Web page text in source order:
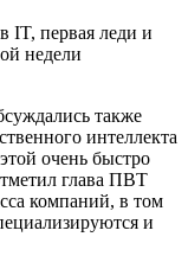
также
интеллекта
очень быстро
глава ПВТ
компаний, в том
и